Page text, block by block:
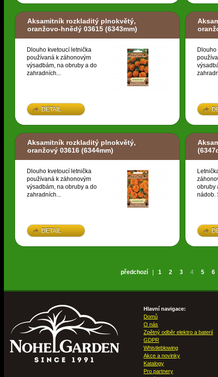
Aksamitník rozkladitý plnokvětý,
oranžovo-hnědý 03615 (6343mm)
Dlouho kvetoucí letnička
používaná k záhonovým
výsadbám, na obruby a do
zahradních...
DETAIL
Aksamitník rozkladitý plnokvětý,
oranžový 03616 (6344mm)
Dlouho kvetoucí letnička
používaná k záhonovým
výsadbám, na obruby a do
zahradních...
DETAIL
obruby
nádob.
předchozí 1 2 3 4 5 6
Hlavní navigace:
Domů
O nás
Zpětný odběr elektro a baterií
GDPR
Whistleblowing
Akce a novinky
Katalogy
Pro partnery